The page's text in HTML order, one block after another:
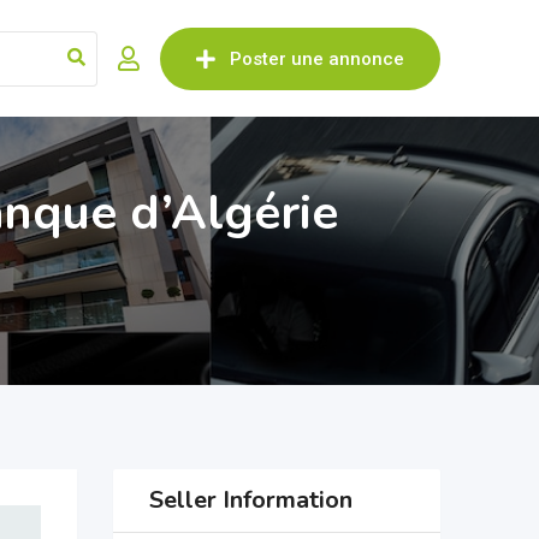
Poster une annonce
d’Algérie
Seller Information